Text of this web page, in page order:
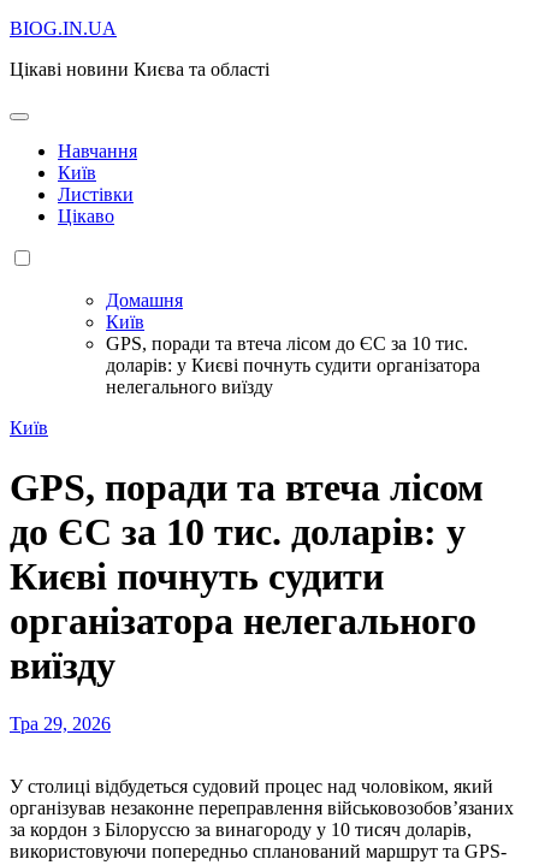
BIOG.IN.UA
Цікаві новини Києва та області
Навчання
Київ
Листівки
Цікаво
Домашня
Київ
GPS, поради та втеча лісом до ЄС за 10 тис.
доларів: у Києві почнуть судити організатора
нелегального виїзду
Київ
GPS, поради та втеча лісом
до ЄС за 10 тис. доларів: у
Києві почнуть судити
організатора нелегального
виїзду
Тра 29, 2026
У столиці відбудеться судовий процес над чоловіком, який
організував незаконне переправлення військовозобов’язаних
за кордон з Білоруссю за винагороду у 10 тисяч доларів,
використовуючи попередньо спланований маршрут та GPS-